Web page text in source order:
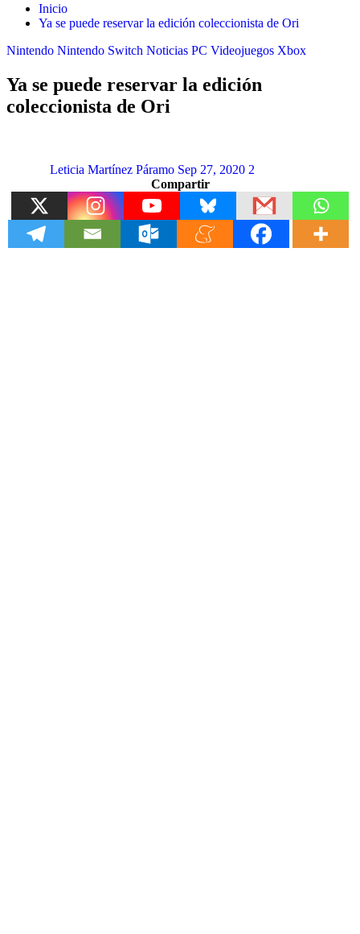
Inicio
Ya se puede reservar la edición coleccionista de Ori
Nintendo Nintendo Switch Noticias PC Videojuegos Xbox
Ya se puede reservar la edición
coleccionista de Ori
Leticia Martínez Páramo Sep 27, 2020 2
Compartir